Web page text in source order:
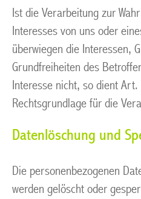
Ist die Verarbeitung zur
Interesses von uns oder
überwiegen die Interessen,
Grundfreiheiten des
Interesse nicht, so dient
Rechtsgrundlage für die
Datenlöschung und
Die personenbezogenen
werden gelöscht oder